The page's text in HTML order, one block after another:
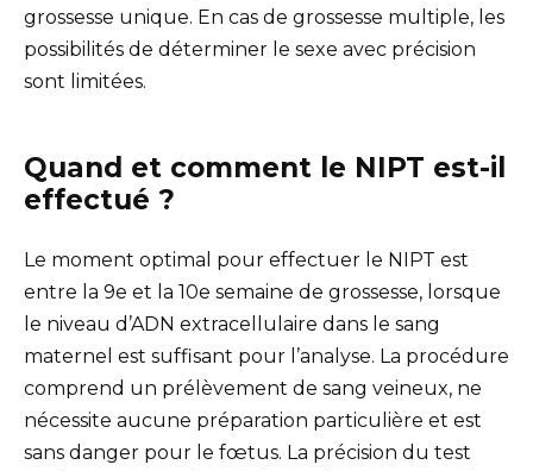
grossesse unique. En cas de grossesse multiple, les
possibilités de déterminer le sexe avec précision
sont limitées.
Quand et comment le NIPT est-il
effectué ?
Le moment optimal pour effectuer le NIPT est
entre la 9e et la 10e semaine de grossesse, lorsque
le niveau d’ADN extracellulaire dans le sang
maternel est suffisant pour l’analyse. La procédure
comprend un prélèvement de sang veineux, ne
nécessite aucune préparation particulière et est
sans danger pour le fœtus. La précision du test